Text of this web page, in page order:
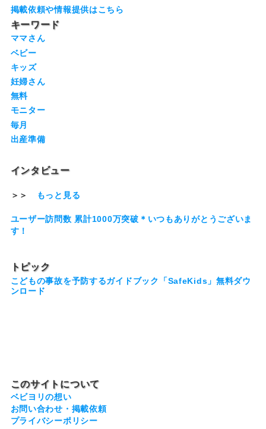
掲載依頼や情報提供はこちら
キーワード
ママさん
ベビー
キッズ
妊婦さん
無料
モニター
毎月
出産準備
インタビュー
＞＞ もっと見る
ユーザー訪問数 累計1000万突破＊いつもありがとうございま
す！
トピック
こどもの事故を予防するガイドブック「SafeKids」無料ダウ
ンロード
このサイトについて
ベビヨリの想い
お問い合わせ・掲載依頼
プライバシーポリシー